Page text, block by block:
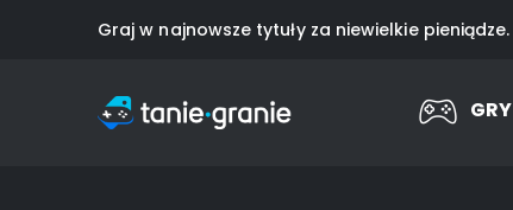
Graj w najnowsze tytuły za niewielkie pieniądze.
GRY